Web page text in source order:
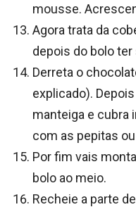
mousse.
Agora trata da
depois do bolo
Derreta o
explicado).
manteiga e cubra
com as pepitas
Por fim vais
bolo ao meio.
Recheie a parte